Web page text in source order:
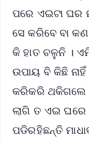
ପରେ ଏଇଟା ଘର
ସେ କରିବେ ବା
କି ହାତ ଚଳୁନି ।
ଉପାୟ ବି କିଛି
କରିକରି ଥକିଗଲେ
ଲାଗି ତ ଏଇ ଘରେ
ପଡିରହିଛନ୍ତି